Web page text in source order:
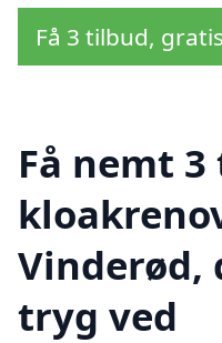
Få 3 tilbud,
Få nemt
Vinderød,
tryg ved